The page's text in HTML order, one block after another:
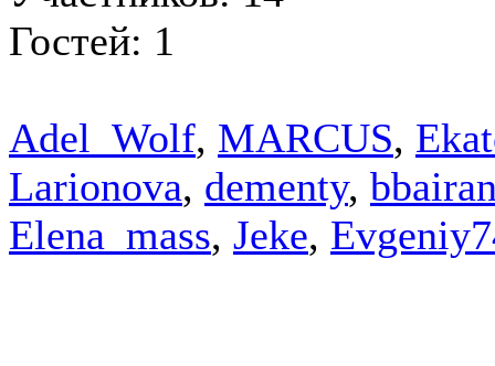
Гостей: 1
Adel_Wolf, MARCUS,
Larionova, dementy,
Elena_mass, Jeke,